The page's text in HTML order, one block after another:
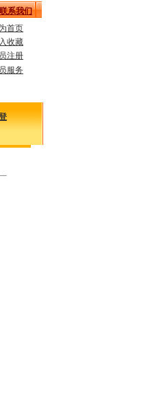
联系我们
首页
收藏
注册
服务
看看大家都在干什么，一定对您的发展